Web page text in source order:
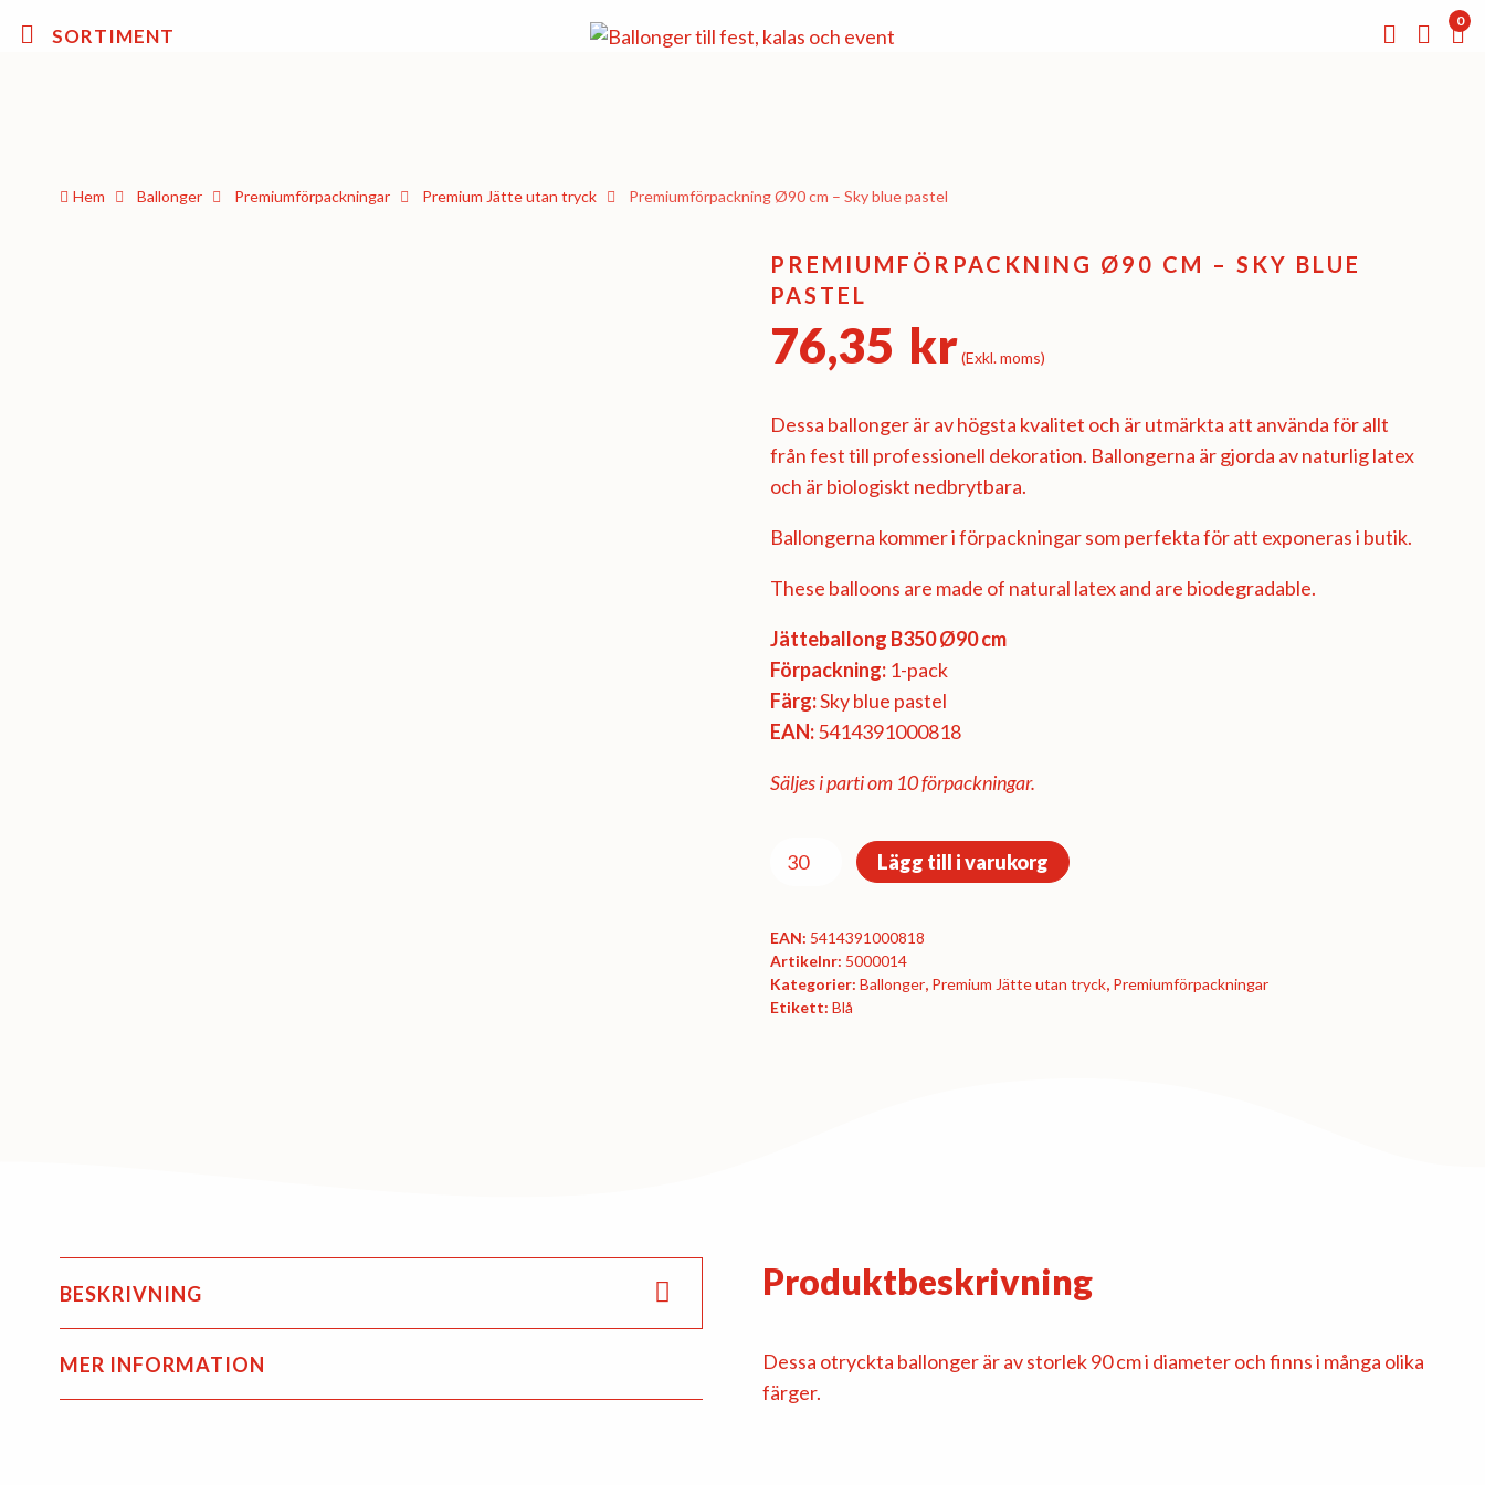
SORTIMENT
0
Hem Ballonger Premium­förpackningar Premium Jätte utan tryck Premiumförpackning Ø90 cm – Sky blue pastel
PREMIUMFÖRPACKNING Ø90 CM – SKY BLUE
PASTEL
76,35 kr(Exkl. moms)
Dessa ballonger är av högsta kvalitet och är utmärkta att använda för allt
från fest till professionell dekoration. Ballongerna är gjorda av naturlig latex
och är biologiskt nedbrytbara.
Ballongerna kommer i förpackningar som perfekta för att exponeras i butik.
These balloons are made of natural latex and are biodegradable.
Jätteballong B350 Ø90 cm
Förpackning:1-pack
Färg:Sky blue pastel
EAN:5414391000818
Säljes i parti om 10 förpackningar.
Premiumförpackning
-
Sky
blue
Lägg till i varukorg
EAN: 5414391000818
Artikelnr: 5000014
Kategorier: Ballonger, Premium Jätte utan tryck, Premium­förpackningar
Etikett: Blå
BESKRIVNING
MER INFORMATION
Produktbeskrivning
Dessa otryckta ballonger är av storlek 90 cm i diameter och finns i många olika
färger.